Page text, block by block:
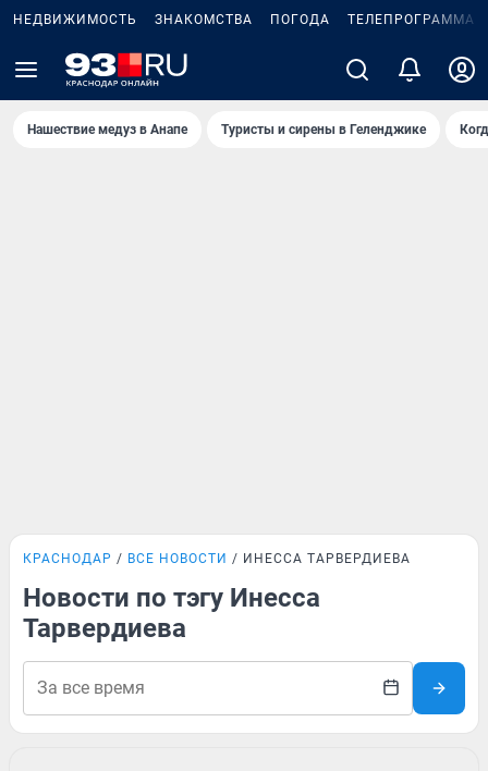
НЕДВИЖИМОСТЬ ЗНАКОМСТВА ПОГОДА ТЕЛЕПРОГРАММА
Нашествие медуз в Анапе Туристы и сирены в Геленджике
КРАСНОДАР ВСЕ НОВОСТИ ИНЕССА ТАРВЕРДИЕВА
Новости по тэгу Инесса
Тарвердиева